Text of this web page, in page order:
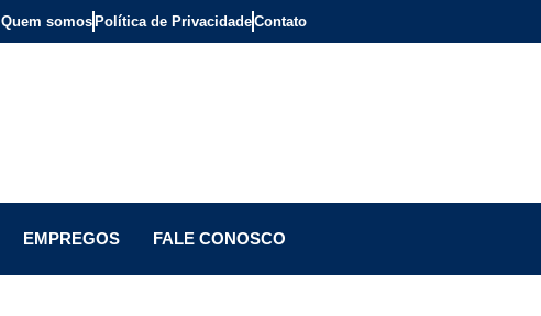
Quem somos Política de PrivacidadeContato
EMPREGOS FALE CONOSCO